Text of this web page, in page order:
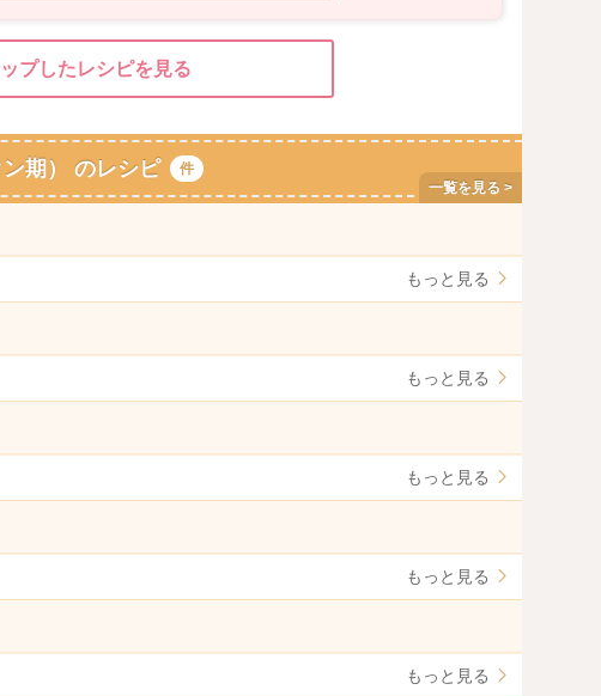
プしたレシピを見る
期） のレシピ 件
もっと見る
もっと見る
もっと見る
もっと見る
もっと見る